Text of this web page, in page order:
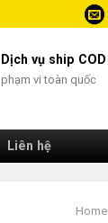
Dịch vụ ship COD
phạm vi toàn quốc
Liên hệ
Home